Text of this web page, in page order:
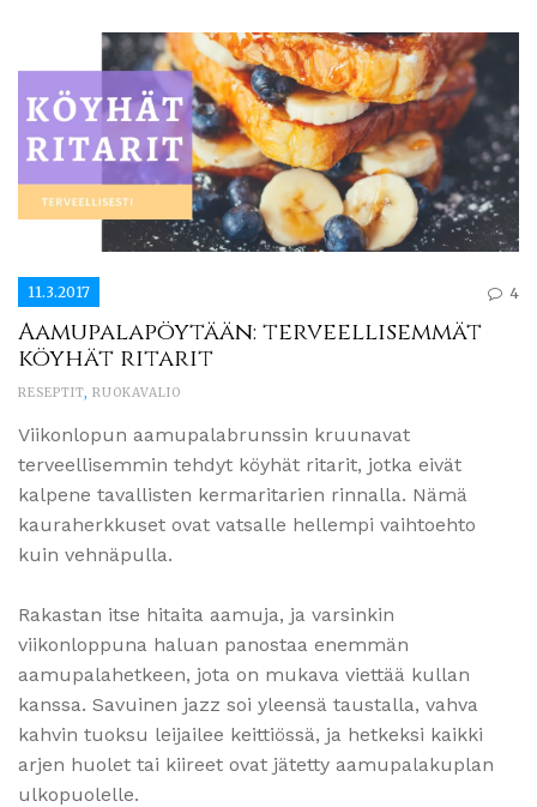
11.3.2017 4
Aamupalapöytään: terveellisemmät
köyhät ritarit
RESEPTIT, RUOKAVALIO
Viikonlopun aamupalabrunssin kruunavat
terveellisemmin tehdyt köyhät ritarit, jotka eivät
kalpene tavallisten kermaritarien rinnalla. Nämä
kauraherkkuset ovat vatsalle hellempi vaihtoehto
kuin vehnäpulla.
Rakastan itse hitaita aamuja, ja varsinkin
viikonloppuna haluan panostaa enemmän
aamupalahetkeen, jota on mukava viettää kullan
kanssa. Savuinen jazz soi yleensä taustalla, vahva
kahvin tuoksu leijailee keittiössä, ja hetkeksi kaikki
arjen huolet tai kiireet ovat jätetty aamupalakuplan
ulkopuolelle.